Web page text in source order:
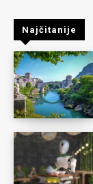
Najčitanije